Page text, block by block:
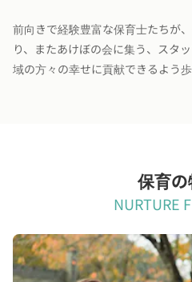
前向きで経験豊富な保育士たちが
り、またあけぼの会に集う、スタ
域の方々の幸せに貢献できるよう歩
保育
NURTURE